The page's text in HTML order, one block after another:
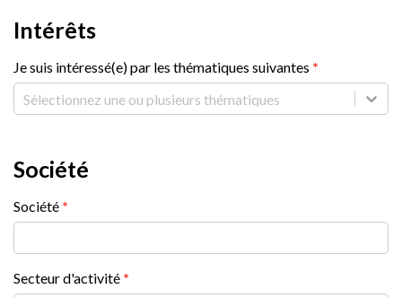
Intérêts
Je suis intéressé(e) par les thématiques suivantes
Sélectionnez une ou plusieurs thématiques
Société
Société
Secteur d'activité